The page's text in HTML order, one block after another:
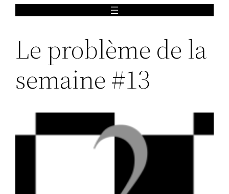
contenu
Le problème de la
semaine #13